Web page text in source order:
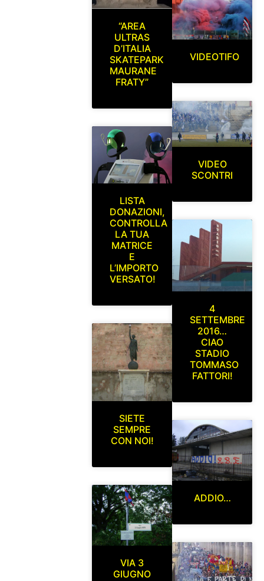
“AREA
ULTRAS
D’ITALIA
SKATEPARK
MAURANE
FRATY”
LISTA
DONAZIONI,
CONTROLLA
LA TUA
MATRICE
E
L’IMPORTO
VERSATO!
SIETE
SEMPRE
CON NOI!
VIA 3
GIUGNO
VIDEOTIFO
VIDEO
SCONTRI
4
SETTEMBRE
2016…
CIAO
STADIO
TOMMASO
FATTORI!
ADDIO…